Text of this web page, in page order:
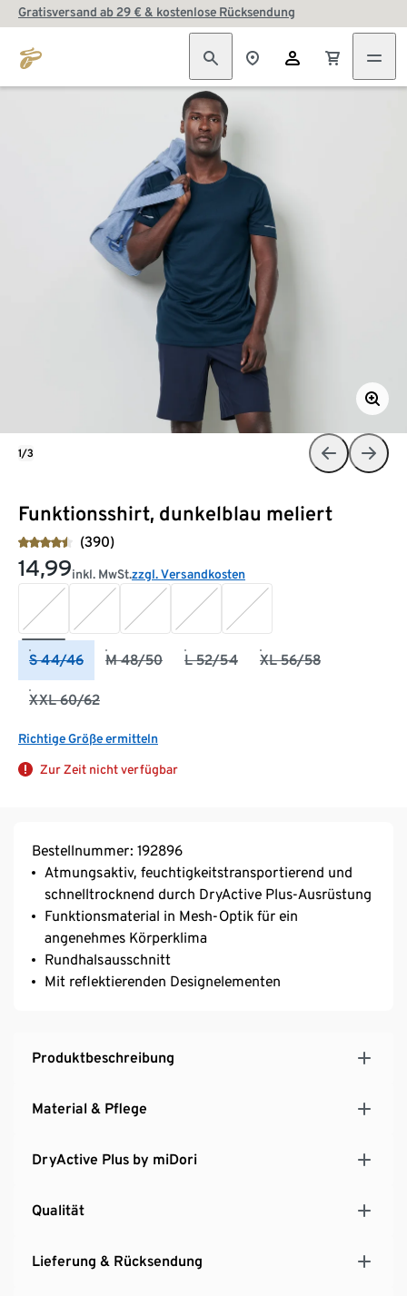
Gratisversand ab 29 € & kostenlose Rücksendung
Funktionsshirt, dunkelblau meliert
(390)
14,99inkl. MwSt.zzgl. Versandkosten
S 44/46 M 48/50 L 52/54 XL 56/58
XXL 60/62
Richtige Größe ermitteln
Zur Zeit nicht verfügbar
1/3
Bestellnummer: 192896
Atmungsaktiv, feuchtigkeitstransportierend und
schnelltrocknend durch DryActive Plus-Ausrüstung
Funktionsmaterial in Mesh-Optik für ein
angenehmes Körperklima
Rundhalsausschnitt
Mit reflektierenden Designelementen
Produktbeschreibung
Material & Pflege
DryActive Plus by miDori
Qualität
Lieferung & Rücksendung